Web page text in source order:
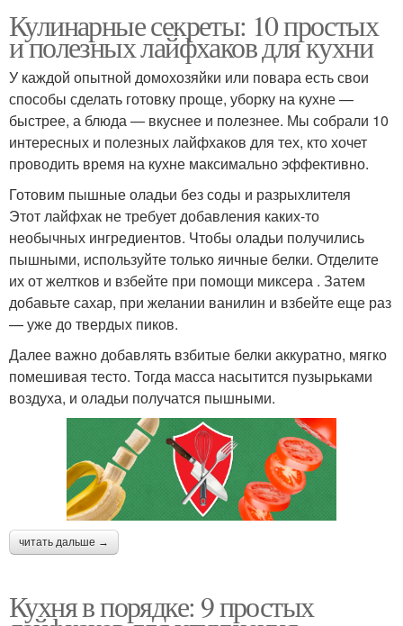
Кулинарные секреты: 10 простых
и полезных лайфхаков для кухни
У каждой опытной домохозяйки или повара есть свои
способы сделать готовку проще, уборку на кухне —
быстрее, а блюда — вкуснее и полезнее. Мы собрали 10
интересных и полезных лайфхаков для тех, кто хочет
проводить время на кухне максимально эффективно.
Готовим пышные оладьи без соды и разрыхлителя
Этот лайфхак не требует добавления каких-то
необычных ингредиентов. Чтобы оладьи получились
пышными, используйте только яичные белки. Отделите
их от желтков и взбейте при помощи миксера . Затем
добавьте сахар, при желании ванилин и взбейте еще раз
— уже до твердых пиков.
Далее важно добавлять взбитые белки аккуратно, мягко
помешивая тесто. Тогда масса насытится пузырьками
воздуха, и оладьи получатся пышными.
читать дальше →
Кухня в порядке: 9 простых